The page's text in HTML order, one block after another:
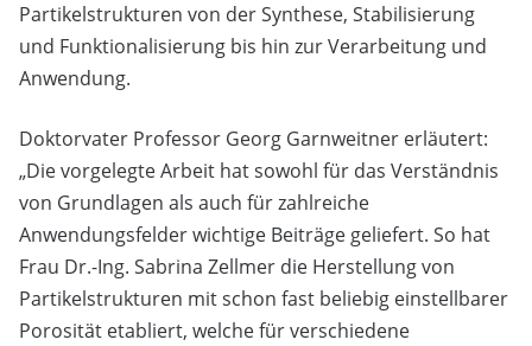
Partikelstrukturen von der Synthese, Stabilisierung
und Funktionalisierung bis hin zur Verarbeitung und
Anwendung.
Doktorvater Professor Georg Garnweitner erläutert:
„Die vorgelegte Arbeit hat sowohl für das Verständnis
von Grundlagen als auch für zahlreiche
Anwendungsfelder wichtige Beiträge geliefert. So hat
Frau Dr.-Ing. Sabrina Zellmer die Herstellung von
Partikelstrukturen mit schon fast beliebig einstellbarer
Porosität etabliert, welche für verschiedene